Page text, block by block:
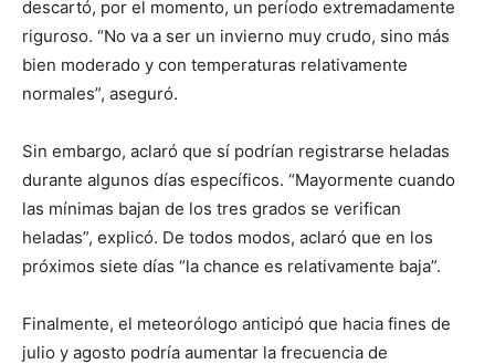
descartó, por el momento, un período extremadamente
riguroso. “No va a ser un invierno muy crudo, sino más
bien moderado y con temperaturas relativamente
normales”, aseguró.
Sin embargo, aclaró que sí podrían registrarse heladas
durante algunos días específicos. “Mayormente cuando
las mínimas bajan de los tres grados se verifican
heladas”, explicó. De todos modos, aclaró que en los
próximos siete días “la chance es relativamente baja”.
Finalmente, el meteorólogo anticipó que hacia fines de
julio y agosto podría aumentar la frecuencia de